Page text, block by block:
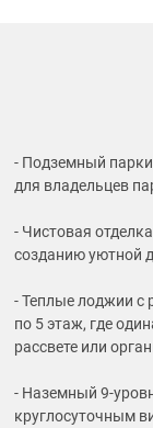
- Подземный
для владельцев
- Чистовая
созданию уютной
- Теплые лоджии с
по 5 этаж, где
рассвете или
- Наземный 9-
круглосуточным